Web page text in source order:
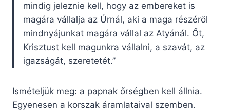
mindig jeleznie kell, hogy az embereket is
magára vállalja az Úrnál, aki a maga részéről
mindnyájunkat magára vállal az Atyánál. Őt,
Krisztust kell magunkra vállalni, a szavát, az
igazságát, szeretetét.”
Ismételjük meg: a papnak őrségben kell állnia.
Egyenesen a korszak áramlataival szemben.